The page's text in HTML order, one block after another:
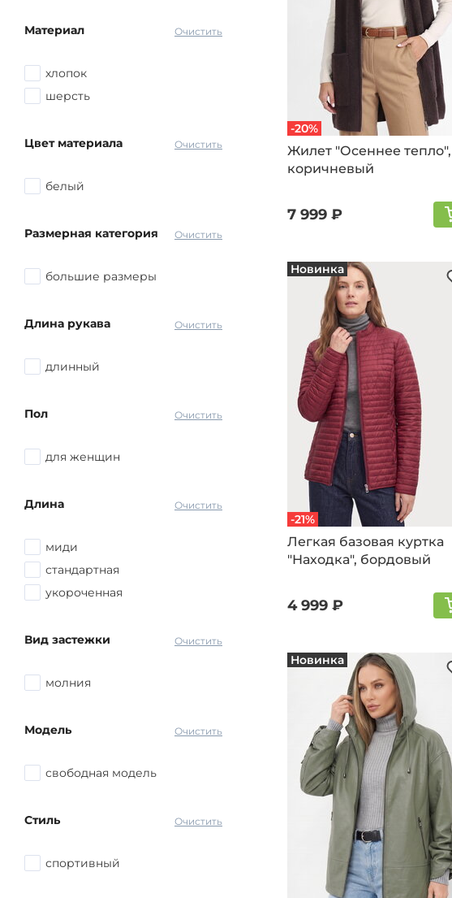
Очистить
Материал
хлопок
шерсть
Очистить
Цвет материала
белый
Очистить
Размерная категория
большие размеры
Очистить
Длина рукава
длинный
Очистить
Пол
для женщин
Очистить
Длина
миди
стандартная
укороченная
Очистить
Вид застежки
молния
Очистить
Модель
свободная модель
Очистить
Стиль
спортивный
-20%
Жилет "Осеннее тепло",
коричневый
7 999 ₽
-21%
Новинка
Легкая базовая куртка
"Находка", бордовый
4 999 ₽
Новинка